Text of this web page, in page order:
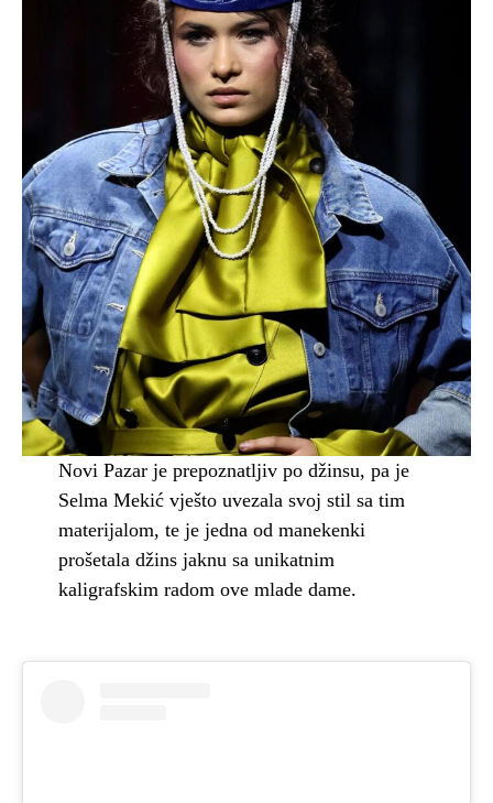
Novi Pazar je prepoznatljiv po džinsu, pa je
Selma Mekić vješto uvezala svoj stil sa tim
materijalom, te je jedna od manekenki
prošetala džins jaknu sa unikatnim
kaligrafskim radom ove mlade dame.